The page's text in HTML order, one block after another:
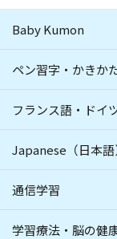
Baby Kumon
ペン習字・かきか
フランス語・ドイ
Japanese（日本語
通信学習
学習療法・脳の健